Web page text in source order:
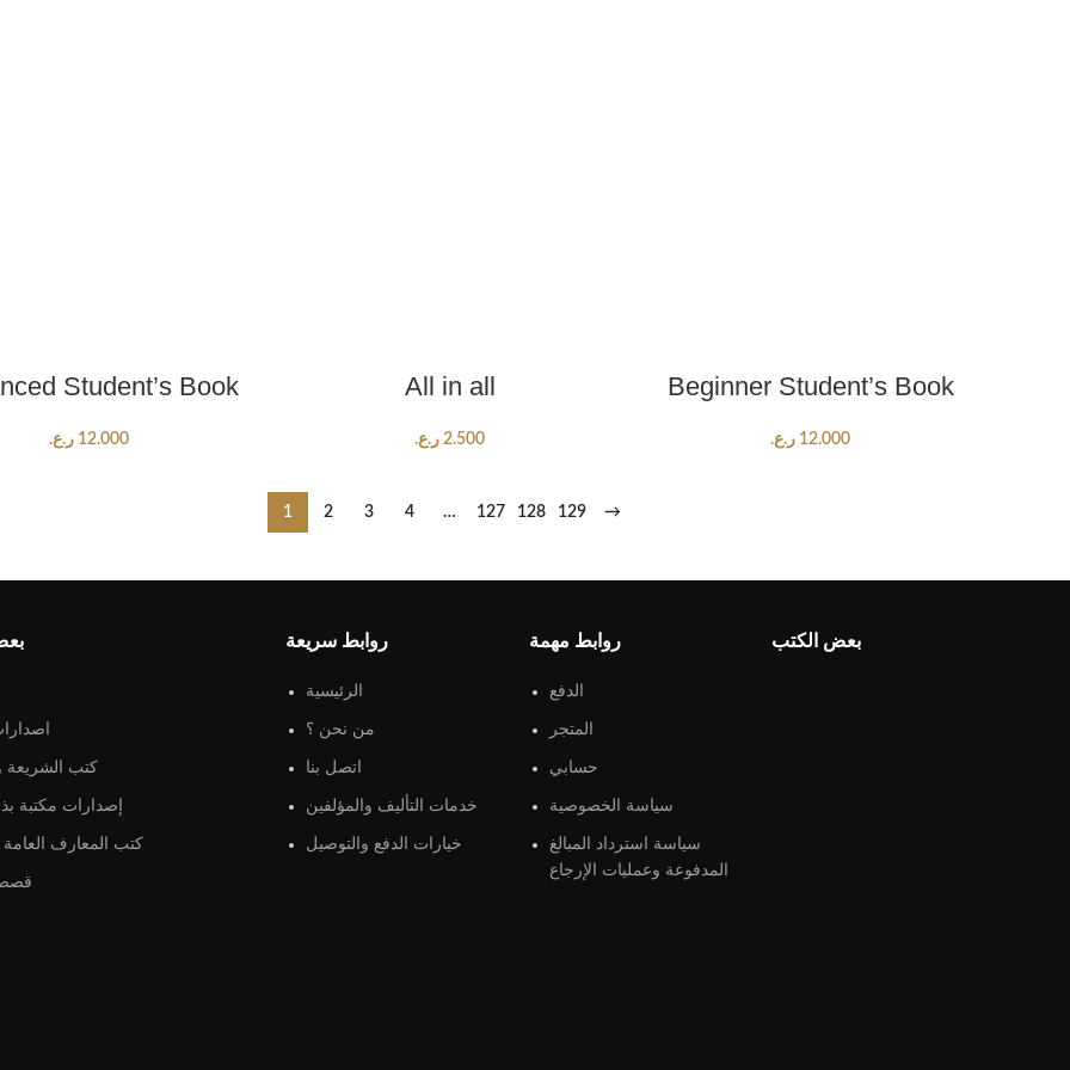
Student’s Book
12.000 ر.ع.
All in all
2.500 ر.ع.
Beginner Student’s Book
12.000 ر.ع.
1 2 3 4 … 127 128 129 →
كتب الشريعة
إصدارات مكتبة
كتب المعارف العامة
روابط سريعة
الرئيسية
من نحن ؟
اتصل بنا
خدمات التأليف والمؤلفين
خيارات الدفع والتوصيل
روابط مهمة
الدفع
المتجر
حسابي
سياسة الخصوصية
سياسة استرداد المبالغ
المدفوعة وعمليات الإرجاع
بعض الكتب